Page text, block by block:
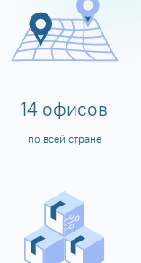
14 офисов
по всей стране